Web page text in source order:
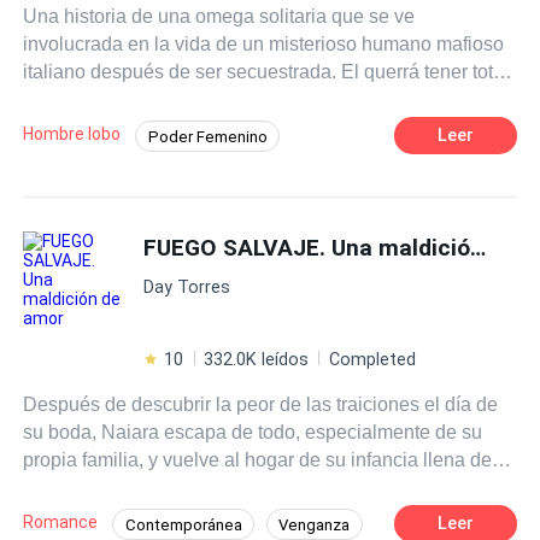
Una historia de una omega solitaria que se ve
involucrada en la vida de un misterioso humano mafioso
italiano después de ser secuestrada. El querrá tener total
ella no podrá defenderse porque su naturaleza omega le
prohíbe matar a otros seres vivos.
Hombre lobo Poder Femenino
Amor Prohibido
Leer
FUEGO SALVAJE. Una maldición de amor
Day Torres
10 332.0K leídos Completed
Después de descubrir la peor de las traiciones el día de
su boda, Naiara escapa de todo, especialmente de su
propia familia, y vuelve al hogar de su infancia llena de
diferente. No tiene idea de que regresará a un pasado, a
Romance Contemporánea Venganza Leer